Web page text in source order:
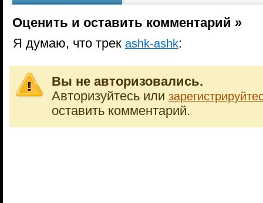
Оценить и оставить комментарий »
Я думаю, что трек ashk-ashk:
Вы не авторизовались.
Авторизуйтесь или
оставить комментарий.